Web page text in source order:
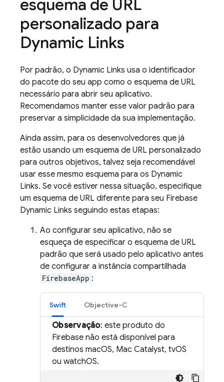
esquema de URL
personalizado para
Dynamic Links
Por padrão, o Dynamic Links usa o identificador
do pacote do seu app como o esquema de URL
necessário para abrir seu aplicativo.
Recomendamos manter esse valor padrão para
preservar a simplicidade da sua implementação.
Ainda assim, para os desenvolvedores que já
estão usando um esquema de URL personalizado
para outros objetivos, talvez seja recomendável
usar esse mesmo esquema para os Dynamic
Links. Se você estiver nessa situação, especifique
um esquema de URL diferente para seu Firebase
Dynamic Links seguindo estas etapas:
Ao configurar seu aplicativo, não se
esqueça de especificar o esquema de URL
padrão que será usado pelo aplicativo antes
de configurar a instância compartilhada
FirebaseApp :
Swift Objective-C
Observação: este produto do
Firebase não está disponível para
destinos macOS, Mac Catalyst, tvOS
ou watchOS.